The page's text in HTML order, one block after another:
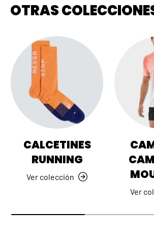
OTRAS
CALCETINES
RUNNING
Ver colección
Ver